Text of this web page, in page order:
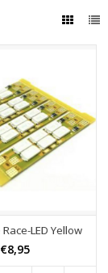
LED Yellow
€8,95